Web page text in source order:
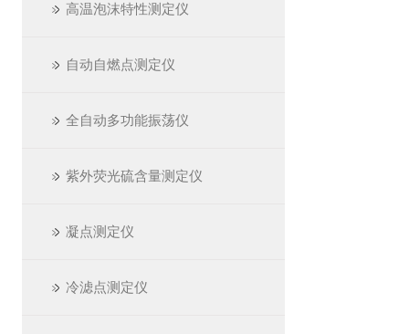
高温泡沫特性测定仪
自动自燃点测定仪
全自动多功能振荡仪
紫外荧光硫含量测定仪
凝点测定仪
冷滤点测定仪